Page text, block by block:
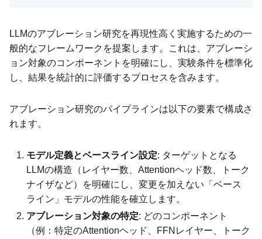
LLMのアブレーション研究を再現性高く実施するための一
般的なフレームワークを提案します。これは、アブレーシ
ョン対象のコンポーネントを明確にし、実験条件を標準化
し、結果を統計的に評価するプロセスを含みます。
アブレーション研究のパイプラインは以下の要素で構成さ
れます。
モデル定義とベースライン設定: ターゲットとなる
LLMの構造（レイヤー数、Attentionヘッド数、トーク
ナイザなど）を明確にし、変更を加えない「ベース
ライン」モデルの性能を確立します。
アブレーション対象の特定: どのコンポーネント
（例：特定のAttentionヘッド、FFNレイヤー、トーク